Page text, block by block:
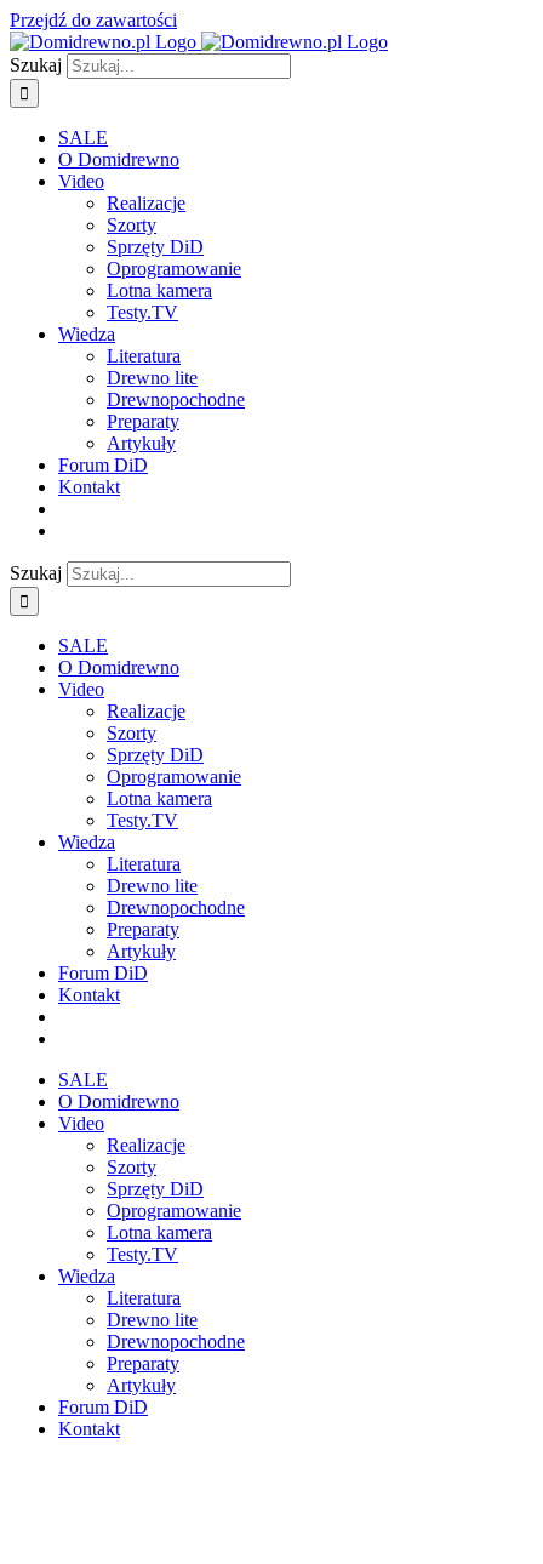
Przejdź do zawartości
Szukaj
SALE
O Domidrewno
Video
Realizacje
Szorty
Sprzęty DiD
Oprogramowanie
Lotna kamera
Testy.TV
Wiedza
Literatura
Drewno lite
Drewnopochodne
Preparaty
Artykuły
Forum DiD
Kontakt
Szukaj
SALE
O Domidrewno
Video
Realizacje
Szorty
Sprzęty DiD
Oprogramowanie
Lotna kamera
Testy.TV
Wiedza
Literatura
Drewno lite
Drewnopochodne
Preparaty
Artykuły
Forum DiD
Kontakt
SALE
O Domidrewno
Video
Realizacje
Szorty
Sprzęty DiD
Oprogramowanie
Lotna kamera
Testy.TV
Wiedza
Literatura
Drewno lite
Drewnopochodne
Preparaty
Artykuły
Forum DiD
Kontakt